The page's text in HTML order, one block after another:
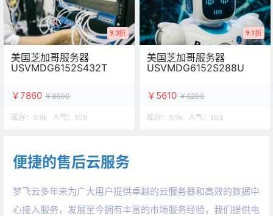
9.3折
美国芝加哥服务器
USVMDG6152S432T
￥7860 ￥8500
库存： 9.9k 人气： 109
9.1折
美国芝加哥服务器
USVMDG6152S288U
￥5610 ￥6200
库存： 9.9k 人气： 103
便捷的售后云服务
梦飞云多年来为广大用户提供卓越的云服务器和高效的数据中
心接入服务，发展至今拥有丰富的市场服务经验，我们提供电